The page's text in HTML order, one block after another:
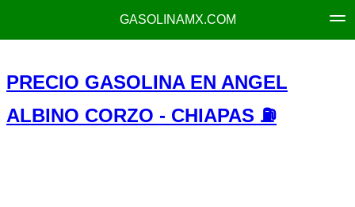
GASOLINAMX.COM
PRECIO GASOLINA EN ANGEL
ALBINO CORZO - CHIAPAS ⛽